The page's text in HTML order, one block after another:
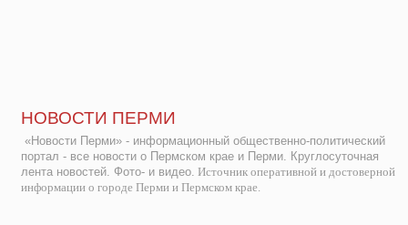
НОВОСТИ ПЕРМИ
«Новости Перми» - информационный общественно-политический
портал - все новости о Пермском крае и Перми. Круглосуточная
лента новостей. Фото- и видео. Источник оперативной и достоверной
информации о городе Перми и Пермском крае.